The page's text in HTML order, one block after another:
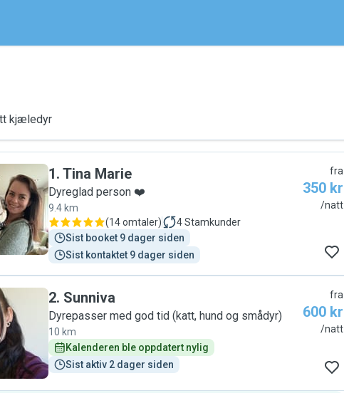
kjæledyr
1. Tina Marie
Dyreglad person ❤️
9.4 km
(14 omtaler) 4Stamkunder
Sist booket 9 dager siden
Sist kontaktet 9 dager siden
fra
350 kr
/natt
2. Sunniva
Dyrepasser med god tid (katt, hund og smådyr)
10 km
Kalenderen ble oppdatert nylig
Sist aktiv 2 dager siden
fra
600 kr
/natt